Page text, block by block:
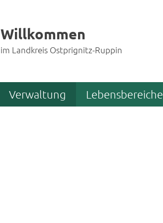
Willkommen
im Landkreis Ostprignitz-Ruppin
Verwaltung Lebensbereiche